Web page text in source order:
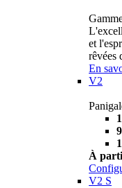
et
rêvées
En
V2
À
V2 S